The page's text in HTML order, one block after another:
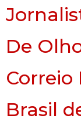
De
Correio
Brasil